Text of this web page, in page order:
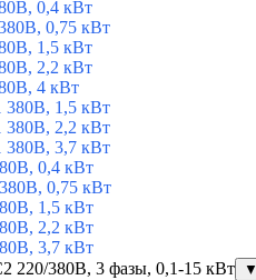
0,4 кВт
0,75 кВт
1,5 кВт
2,2 кВт
4 кВт
380В, 1,5 кВт
380В, 2,2 кВт
380В, 3,7 кВт
0,4 кВт
0,75 кВт
1,5 кВт
2,2 кВт
3,7 кВт
220/380В, 3 фазы, 0,1-15 кВт
▼